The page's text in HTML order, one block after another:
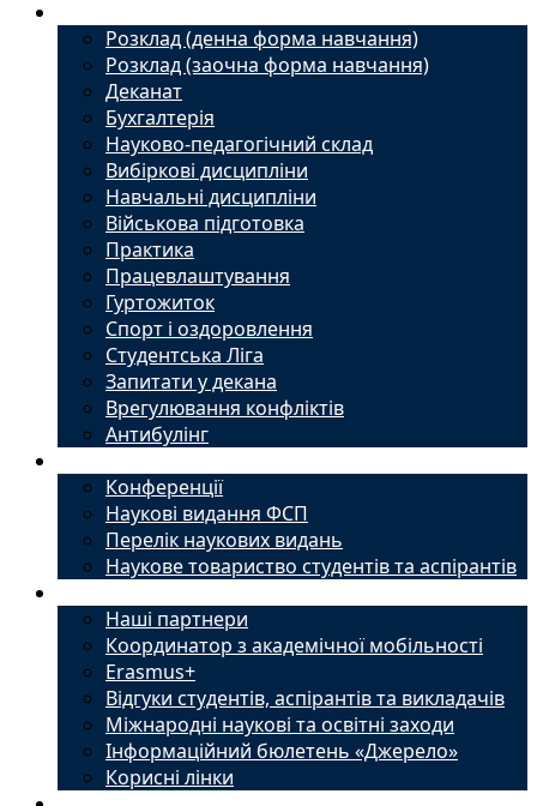
Розклад (денна форма навчання)
Розклад (заочна форма навчання)
Деканат
Бухгалтерія
Науково-педагогічний склад
Вибіркові дисципліни
Навчальні дисципліни
Військова підготовка
Практика
Працевлаштування
Гуртожиток
Спорт і оздоровлення
Студентська Ліга
Запитати у декана
Врегулювання конфліктів
Антибулінг
Конференції
Наукові видання ФСП
Перелік наукових видань
Наукове товариство студентів та аспірантів
Наші партнери
Координатор з академічної мобільності
Erasmus+
Відгуки студентів, аспірантів та викладачів
Міжнародні наукові та освітні заходи
Інформаційний бюлетень «Джерело»
Корисні лінки